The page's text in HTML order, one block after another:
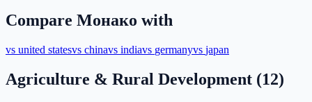
Compare Монако with
vs united statesvs chinavs indiavs germanyvs japan
Agriculture & Rural Development (12)